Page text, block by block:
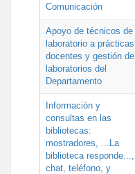
Comunicación
Apoyo de técnicos de
laboratorio a prácticas
docentes y gestión de
laboratorios del
Departamento
Información y
consultas en las
bibliotecas:
mostradores, ...La
biblioteca responde...,
chat, teléfono, y